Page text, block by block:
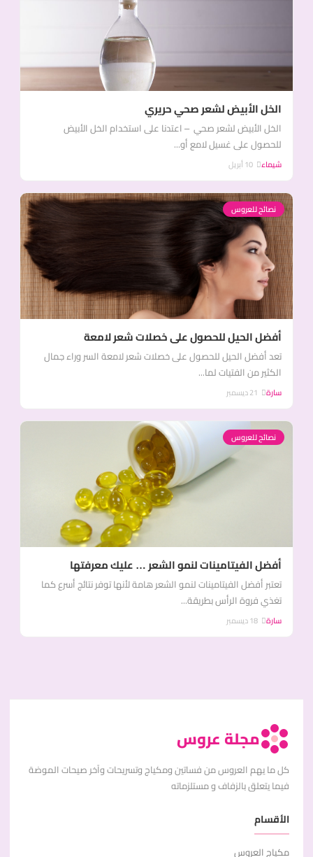
الخل الأبيض لشعر صحي حريري
الخل الأبيض لشعر صحي – اعتدنا على استخدام الخل الأبيض
للحصول على غسيل لامع أو...
شيماء
نصائح للعروس
أفضل الحيل للحصول على خصلات شعر لامعة
تعد أفضل الحيل للحصول على خصلات شعر لامعة السر وراء جمال
الكثير من الفتيات لما...
سارة
نصائح للعروس
أفضل الفيتامينات لنمو الشعر … عليك معرفتها
تعتبر أفضل الفيتامينات لنمو الشعر هامة لأنها توفر نتائج أسرع كما
تغذي فروة الرأس بطريقة...
سارة
مجلة عروس
كل ما يهم العروس من فساتين ومكياج وتسريحات وآخر صيحات الموضة
فيما يتعلق بالزفاف و مستلزماته
الأقسام
مكياج العروس